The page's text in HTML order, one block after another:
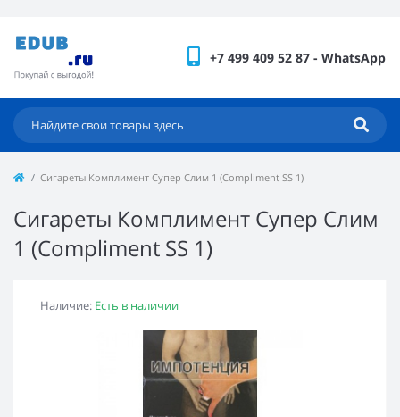
+7 499 409 52 87 - WhatsApp
Сигареты Комплимент Супер Слим 1 (Compliment SS 1)
Сигареты Комплимент Супер Слим
1 (Compliment SS 1)
Наличие: Есть в наличии